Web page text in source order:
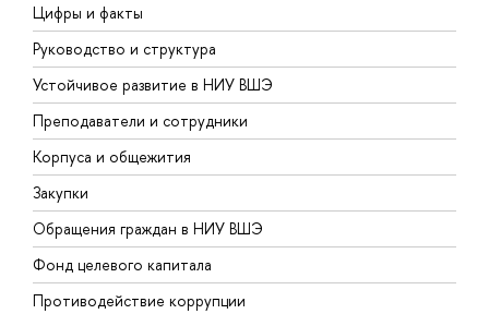
Цифры и факты
Руководство и структура
Устойчивое развитие в НИУ ВШЭ
Преподаватели и сотрудники
Корпуса и общежития
Закупки
Обращения граждан в НИУ ВШЭ
Фонд целевого капитала
Противодействие коррупции